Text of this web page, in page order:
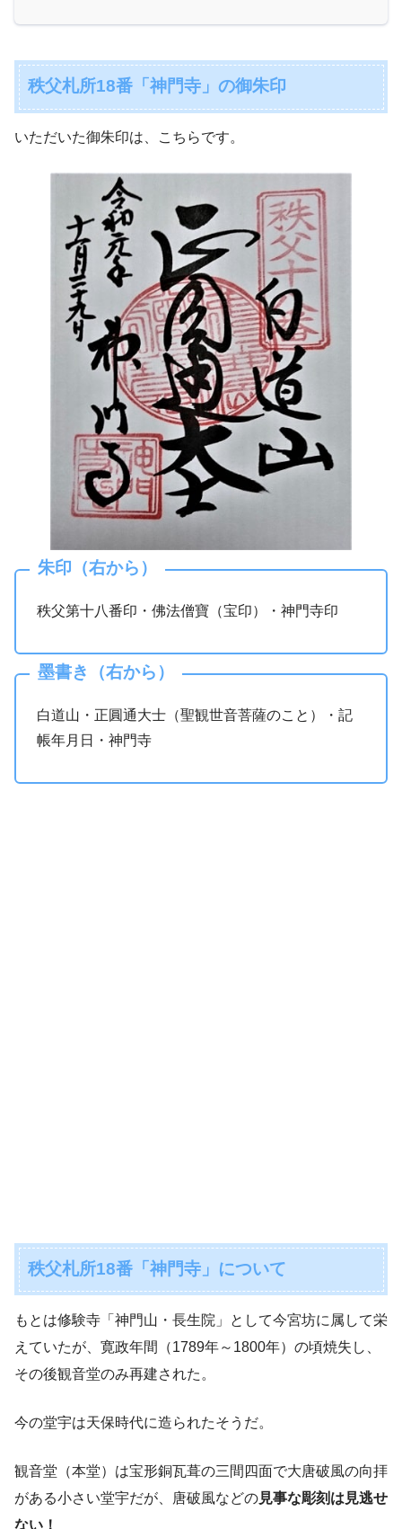
秩父札所18番「神門寺」の御朱印
いただいた御朱印は、こちらです。
朱印（右から）
秩父第十八番印・佛法僧寶（宝印）・神門寺印
墨書き（右から）
白道山・正圓通大士（聖観世音菩薩のこと）・記
帳年月日・神門寺
秩父札所18番「神門寺」について
もとは修験寺「神門山・長生院」として今宮坊に属して栄
えていたが、寛政年間（1789年～1800年）の頃焼失し、
その後観音堂のみ再建された。
今の堂宇は天保時代に造られたそうだ。
観音堂（本堂）は宝形銅瓦葺の三間四面で大唐破風の向拝
がある小さい堂宇だが、唐破風などの見事な彫刻は見逃せ
ない！